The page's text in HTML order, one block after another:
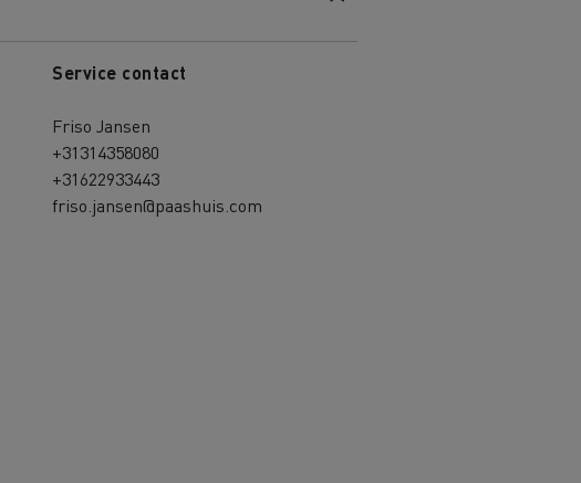
Service contact
Friso Jansen
+31314358080
+31622933443
friso.jansen@paashuis.com